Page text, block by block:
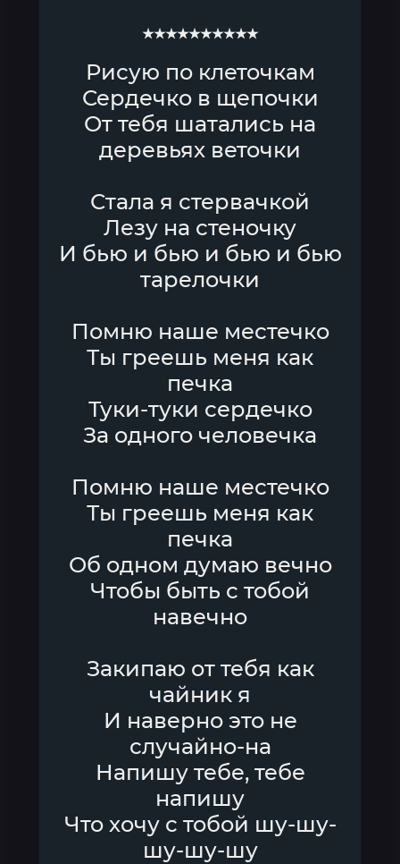
★★★★★★★★★★
Рисую по клеточкам
Сердечко в щепочки
От тебя шатались на
деревьях веточки
Стала я стервачкой
Лезу на стеночку
И бью и бью и бью и бью
тарелочки
Помню наше местечко
Ты греешь меня как
печка
Туки-туки сердечко
За одного человечка
Помню наше местечко
Ты греешь меня как
печка
Об одном думаю вечно
Чтобы быть с тобой
навечно
Закипаю от тебя как
чайник я
И наверно это не
случайно-на
Напишу тебе, тебе
напишу
Что хочу с тобой шу-шу-
шу-шу-шу